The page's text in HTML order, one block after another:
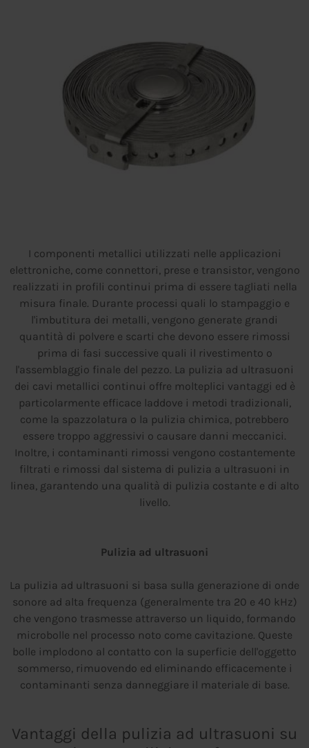
I componenti metallici utilizzati nelle applicazioni
elettroniche, come connettori, prese e transistor, vengono
realizzati in profili continui prima di essere tagliati nella
misura finale. Durante processi quali lo stampaggio e
l'imbutitura dei metalli, vengono generate grandi
quantità di polvere e scarti che devono essere rimossi
prima di fasi successive quali il rivestimento o
l'assemblaggio finale del pezzo. La pulizia ad ultrasuoni
dei cavi metallici continui offre molteplici vantaggi ed è
particolarmente efficace laddove i metodi tradizionali,
come la spazzolatura o la pulizia chimica, potrebbero
essere troppo aggressivi o causare danni meccanici.
Inoltre, i contaminanti rimossi vengono costantemente
filtrati e rimossi dal sistema di pulizia a ultrasuoni in
linea, garantendo una qualità di pulizia costante e di alto
livello.
Pulizia ad ultrasuoni
La pulizia ad ultrasuoni si basa sulla generazione di onde
sonore ad alta frequenza (generalmente tra 20 e 40 kHz)
che vengono trasmesse attraverso un liquido, formando
microbolle nel processo noto come cavitazione. Queste
bolle implodono al contatto con la superficie dell'oggetto
sommerso, rimuovendo ed eliminando efficacemente i
contaminanti senza danneggiare il materiale di base.
Vantaggi della pulizia ad ultrasuoni su